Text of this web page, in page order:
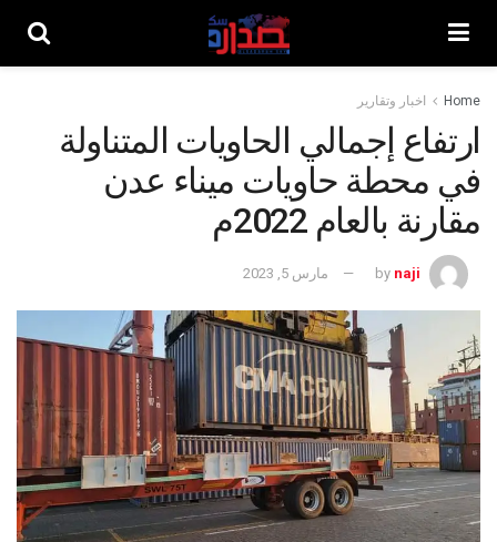
Home اخبار وتقارير
ارتفاع إجمالي الحاويات المتناولة
في محطة حاويات ميناء عدن
مقارنة بالعام 2022م
by naji مارس 5, 2023